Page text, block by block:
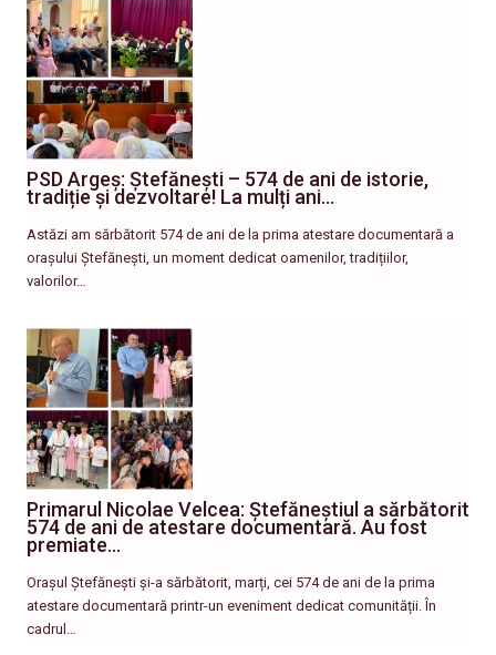
PSD Argeș: Ștefănești – 574 de ani de istorie,
tradiție și dezvoltare! La mulți ani…
Astăzi am sărbătorit 574 de ani de la prima atestare documentară a
orașului Ștefănești, un moment dedicat oamenilor, tradițiilor,
valorilor…
Primarul Nicolae Velcea: Ștefăneștiul a sărbătorit
574 de ani de atestare documentară. Au fost
premiate…
Orașul Ștefănești și-a sărbătorit, marți, cei 574 de ani de la prima
atestare documentară printr-un eveniment dedicat comunității. În
cadrul…